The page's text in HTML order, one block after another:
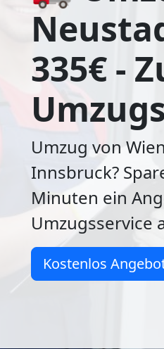
335€ -
Umzug von
Innsbruck?
Minuten ein
Umzugsservice
Kostenlos